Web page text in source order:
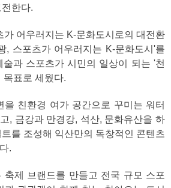
한다.
어우러지는 K-문화도시로의 대전환
, 스포츠가 어우러지는 K-문화도시'를
과 스포츠가 시민의 일상이 되는 '천
목표로 세웠다.
을 친환경 여가 공간으로 꾸미는 워터
, 금강과 만경강, 석산, 문화유산을 하
를 조성해 익산만의 독창적인 콘텐츠
.
축제 브랜드를 만들고 전국 규모 스포